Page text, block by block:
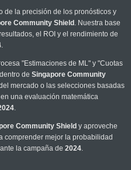
de la precisión de los pronósticos y
Community Shield . Nuestra base
el ROI y el rendimiento de
.
"Estimaciones de ML" y "Cuotas
de Singapore Community
mercado o las selecciones basadas
una evaluación matemática
.
Community Shield y aproveche
comprender mejor la probabilidad
la campaña de 2024.